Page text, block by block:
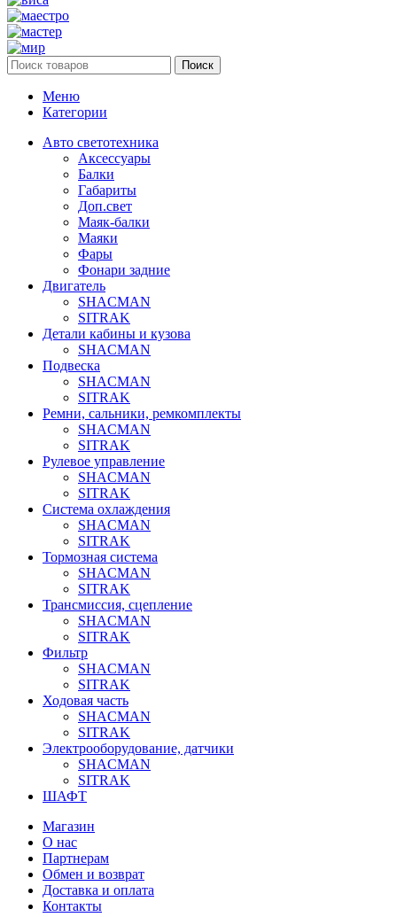
Поиск
Меню
Категории
Авто светотехника
Аксессуары
Балки
Габариты
Доп.свет
Маяк-балки
Маяки
Фары
Фонари задние
Двигатель
SHACMAN
SITRAK
Детали кабины и кузова
SHACMAN
Подвеска
SHACMAN
SITRAK
Ремни, сальники, ремкомплекты
SHACMAN
SITRAK
Рулевое управление
SHACMAN
SITRAK
Система охлаждения
SHACMAN
SITRAK
Тормозная система
SHACMAN
SITRAK
Трансмиссия, сцепление
SHACMAN
SITRAK
Фильтр
SHACMAN
SITRAK
Ходовая часть
SHACMAN
SITRAK
Электрооборудование, датчики
SHACMAN
SITRAK
ШАФТ
Магазин
О нас
Партнерам
Обмен и возврат
Доставка и оплата
Контакты